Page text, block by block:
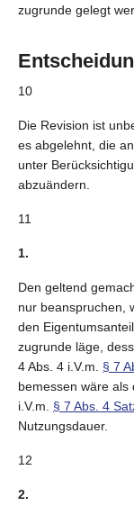
zugrunde gelegt
10
Die Revision ist
es abgelehnt, die
unter
abzuändern.
11
1.
Den geltend
nur beanspruchen,
den
zugrunde läge,
4 Abs. 4 i.V.m. § 7
bemessen wäre
i.V.m. § 7 Abs. 4
Nutzungsdauer.
12
2.